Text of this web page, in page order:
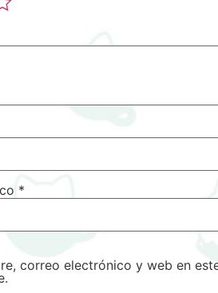
*
correo electrónico y web en